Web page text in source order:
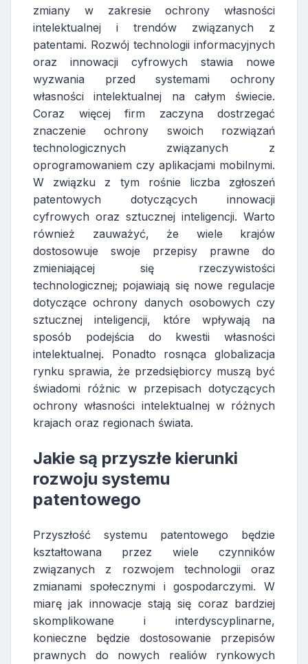
zmiany w zakresie ochrony własności
intelektualnej i trendów związanych z
patentami. Rozwój technologii informacyjnych
oraz innowacji cyfrowych stawia nowe
wyzwania przed systemami ochrony
własności intelektualnej na całym świecie.
Coraz więcej firm zaczyna dostrzegać
znaczenie ochrony swoich rozwiązań
technologicznych związanych z
oprogramowaniem czy aplikacjami mobilnymi.
W związku z tym rośnie liczba zgłoszeń
patentowych dotyczących innowacji
cyfrowych oraz sztucznej inteligencji. Warto
również zauważyć, że wiele krajów
dostosowuje swoje przepisy prawne do
zmieniającej się rzeczywistości
technologicznej; pojawiają się nowe regulacje
dotyczące ochrony danych osobowych czy
sztucznej inteligencji, które wpływają na
sposób podejścia do kwestii własności
intelektualnej. Ponadto rosnąca globalizacja
rynku sprawia, że przedsiębiorcy muszą być
świadomi różnic w przepisach dotyczących
ochrony własności intelektualnej w różnych
krajach oraz regionach świata.
Jakie są przyszłe kierunki
rozwoju systemu
patentowego
Przyszłość systemu patentowego będzie
kształtowana przez wiele czynników
związanych z rozwojem technologii oraz
zmianami społecznymi i gospodarczymi. W
miarę jak innowacje stają się coraz bardziej
skomplikowane i interdyscyplinarne,
konieczne będzie dostosowanie przepisów
prawnych do nowych realiów rynkowych